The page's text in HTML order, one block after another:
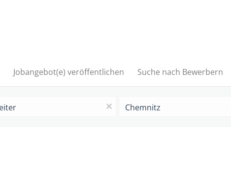
Jobangebot(e) veröffentlichen Suche nach Bewerbern
x